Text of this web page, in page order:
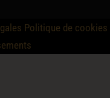
Politique de cookies